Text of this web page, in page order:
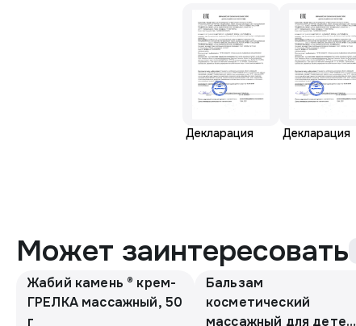
Декларация Декларация
Может заинтересовать
Жабий камень ® крем-
ГРЕЛКА массажный, 50
г
Бальзам
косметический
массажный для детей